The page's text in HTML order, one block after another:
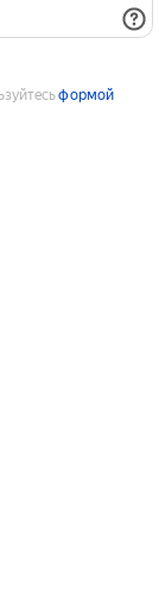
формой